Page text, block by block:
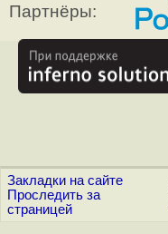
Партнёры:
Закладки на сайте
Проследить за
страницей